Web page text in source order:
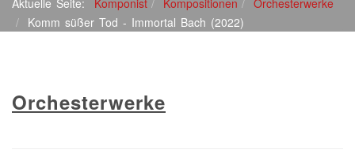
Aktuelle Seite: Komponist Kompositionen
Orchesterwerke
Komm süßer Tod - Immortal Bach (2022)
Orchesterwerke